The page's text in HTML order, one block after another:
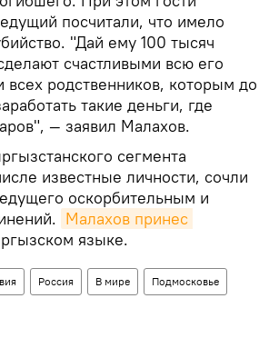
посчитали, что имело
"Дай ему 100 тысяч
счастливыми всю его
всех родственников, которым до
такие деньги, где
— заявил Малахов.
сегмента
известные личности, сочли
оскорбительным и
Малахов принес
языке.
Россия В мире Подмосковье